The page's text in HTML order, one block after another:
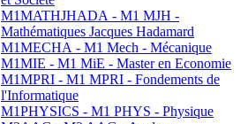
M1MATHJHADA - M1 MJH -
Mathématiques Jacques Hadamard
M1MECHA - M1 Mech - Mécanique
M1MIE - M1 MiE - Master en Economie
M1MPRI - M1 MPRI - Fondements de
l'Informatique
M1PHYSICS - M1 PHYS - Physique